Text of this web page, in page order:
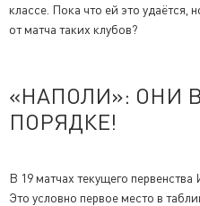
классе. Пока что ей это удаётся,
от матча таких клубов?
«НАПОЛИ»: ОНИ
ПОРЯДКЕ!
В 19 матчах текущего первенства
Это условно первое место в